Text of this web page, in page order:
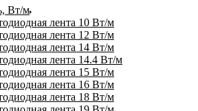
Вт/м
лента 10 Вт/м
лента 12 Вт/м
лента 14 Вт/м
лента 14.4 Вт/м
лента 15 Вт/м
лента 16 Вт/м
лента 18 Вт/м